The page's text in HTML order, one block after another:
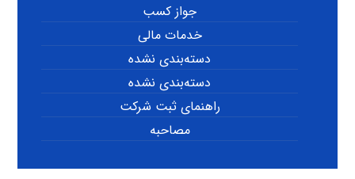
جواز کسب
خدمات مالی
دسته‌بندی نشده
دسته‌بندی نشده
راهنمای ثبت شرکت
مصاحبه